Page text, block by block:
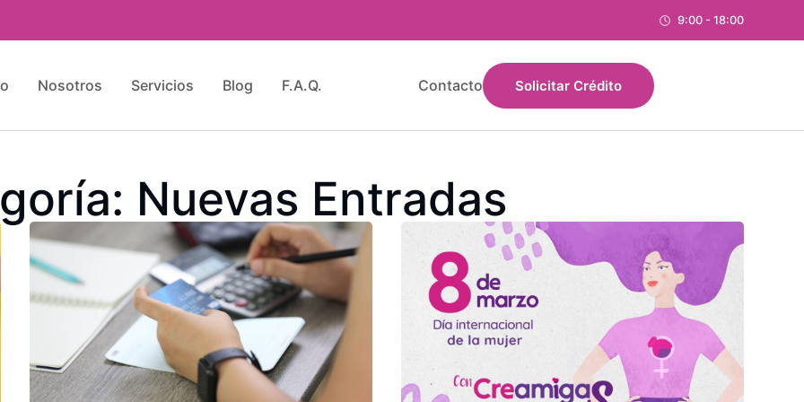
9:00 - 18:00
Nosotros Servicios Blog F.A.Q. Contacto Solicitar Crédito
Nuevas Entradas